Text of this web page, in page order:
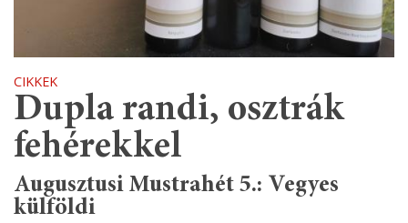
CIKKEK
Dupla randi, osztrák
fehérekkel
Augusztusi Mustrahét 5.: Vegyes
külföldi